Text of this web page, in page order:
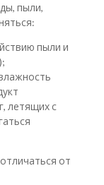
пыли,
пыли и
летящих с
от